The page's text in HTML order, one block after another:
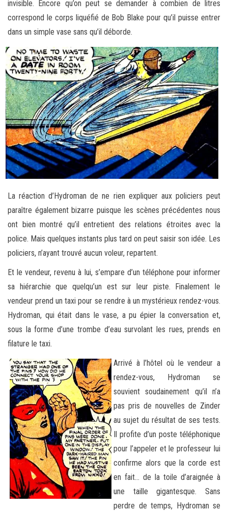
invisible. Encore qu’on peut se demander à combien de litres
correspond le corps liquéfié de Bob Blake pour qu’il puisse entrer
dans un simple vase sans qu’il déborde.
La réaction d’Hydroman de ne rien expliquer aux policiers peut
paraître également bizarre puisque les scènes précédentes nous
ont bien montré qu’il entretient des relations étroites avec la
police. Mais quelques instants plus tard on peut saisir son idée. Les
policiers, n’ayant trouvé aucun voleur, repartent.
Et le vendeur, revenu à lui, s’empare d’un téléphone pour informer
sa hiérarchie que quelqu’un est sur leur piste. Finalement le
vendeur prend un taxi pour se rendre à un mystérieux rendez-vous.
Hydroman, qui était dans le vase, a pu épier la conversation et,
sous la forme d’une trombe d’eau survolant les rues, prends en
filature le taxi.
Arrivé à l’hôtel où le vendeur a
rendez-vous, Hydroman se
souvient soudainement qu’il n’a
pas pris de nouvelles de Zinder
au sujet du résultat de ses tests.
Il profite d’un poste téléphonique
pour l’appeler et le professeur lui
confirme alors que la corde est
en fait… de la toile d’araignée à
une taille gigantesque. Sans
perdre de temps, Hydroman se